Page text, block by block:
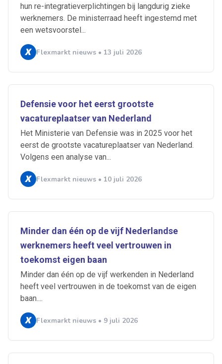
hun re-integratieverplichtingen bij langdurig zieke
werknemers. De ministerraad heeft ingestemd met
een wetsvoorstel...
Flexmarkt nieuws • 13 juli 2026
Defensie voor het eerst grootste
vacatureplaatser van Nederland
Het Ministerie van Defensie was in 2025 voor het
eerst de grootste vacatureplaatser van Nederland.
Volgens een analyse van...
Flexmarkt nieuws • 10 juli 2026
Minder dan één op de vijf Nederlandse
werknemers heeft veel vertrouwen in
toekomst eigen baan
Minder dan één op de vijf werkenden in Nederland
heeft veel vertrouwen in de toekomst van de eigen
baan....
Flexmarkt nieuws • 9 juli 2026
Ontvang vacatures direct in
Alerts ontvangen
Artikelen zoeken
Alles
Doorzaam
Normering Arbeid